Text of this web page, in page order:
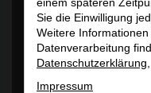
Es wird versucht, Inhalte von
können Daten an Dritte
Sie die Einwilligung
Weitere
Datenverarbeitung
Datenschutzerklärung
Impressum